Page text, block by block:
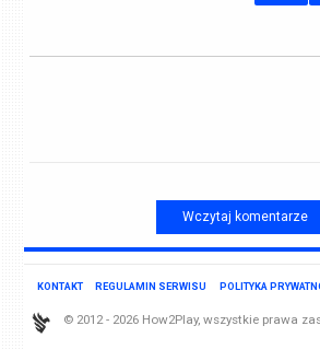
Wczytaj komentarze
KONTAKT REGULAMIN SERWISU POLITYKA
© 2012 - 2026 How2Play, wszystkie prawa